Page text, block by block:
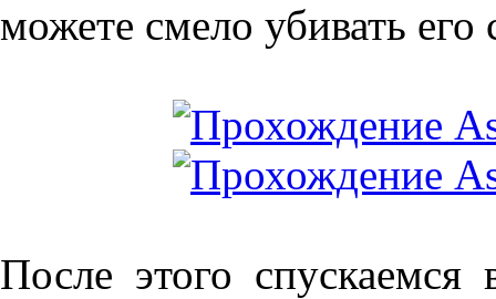
можете смело убивать
После этого спускаемся